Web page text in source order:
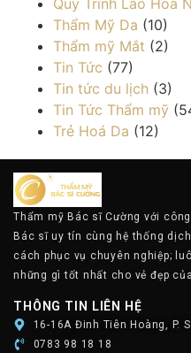
Quy Trình Lão Hoá
Thẩm Mỹ Da (10)
Thẩm mỹ Mắt (2)
Tin Tức (77)
Tin tức du lịch (3)
Tin Tức Thẩm mỹ
Trẻ Hoá Da (12)
Thẩm mỹ Bác sĩ Cường với
Bác sĩ uy tín cùng hệ thống
cách phục vụ chuyên nghiệp;
những gì tốt nhất cho vẻ đẹp
THÔNG TIN LIÊN HỆ
16-16A Đinh Tiên Hoàng, P.
0783 98 18 18